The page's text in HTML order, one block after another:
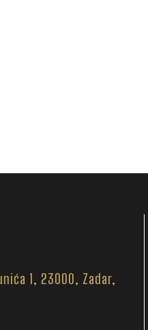
1, 23000, Zadar,